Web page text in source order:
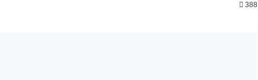
388